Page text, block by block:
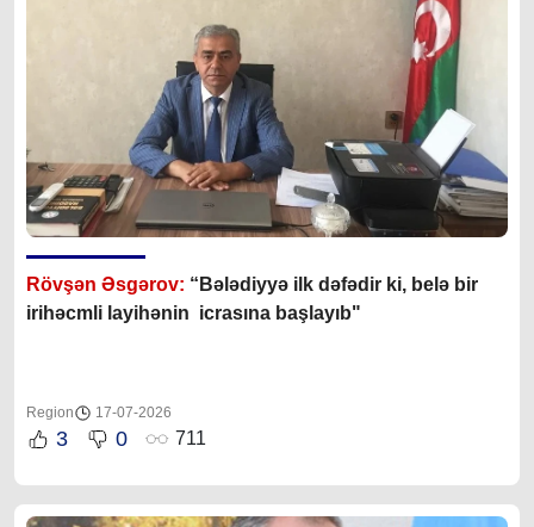
Rövşən Əsgərov: “Bələdiyyə ilk dəfədir ki, belə bir
irihəcmli layihənin icrasına başlayıb"
Region 17-07-2026
3 0 711